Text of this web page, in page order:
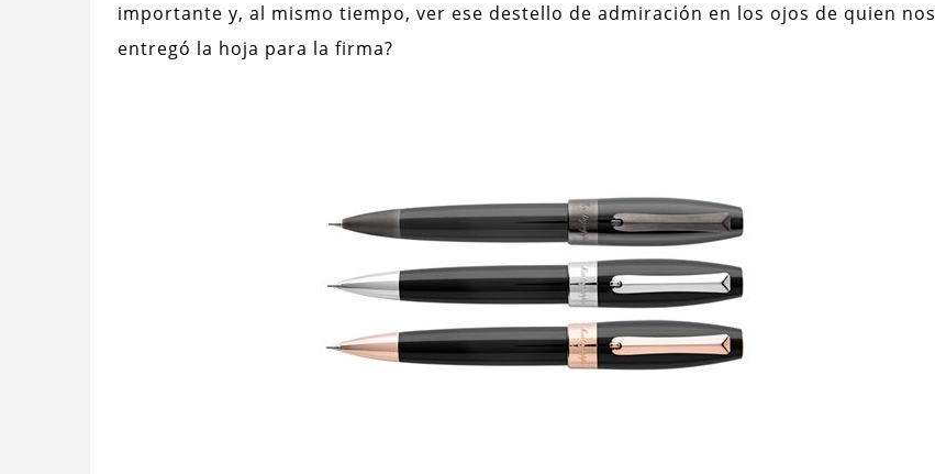
importante y, al mismo tiempo, ver ese destello de admiración en los ojos de quien nos
entregó la hoja para la firma?